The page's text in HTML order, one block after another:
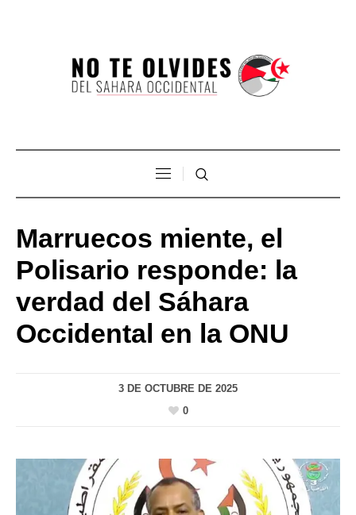
Marruecos miente, el
Polisario responde: la
verdad del Sáhara
Occidental en la ONU
3 DE OCTUBRE DE 2025
0